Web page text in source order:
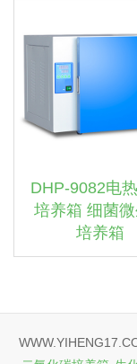
DHP-9082电
培养箱 细菌
培养箱